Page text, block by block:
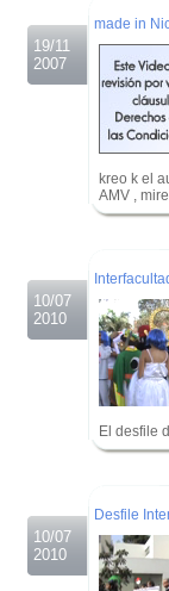
19/11
2007
made in
kreo k el
AMV ,
10/07
2010
El desfile
10/07
2010
Desfile